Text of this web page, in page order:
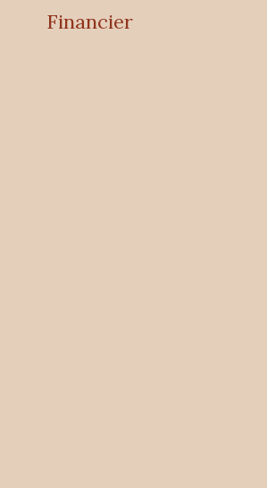
Financier